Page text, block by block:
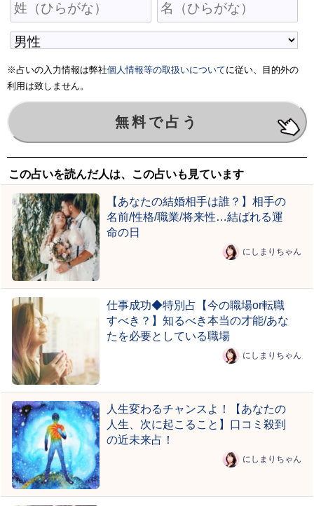
※占いの入力情報は弊社個人情報等の取扱いについてに従い、目的外の
利用は致しません。
この占いを読んだ人は、この占いも見ています
【あなたの結婚相手は誰？】相手の
名前/性格/職業/将来性…結ばれる運
命の日
にしまりちゃん
仕事成功◆特別占【今の職場or転職
すべき？】知るべき本当の才能/あな
たを必要としている職場
にしまりちゃん
人生変わるチャンスよ！【あなたの
人生、次に起こること】口コミ殺到
の近未来占！
にしまりちゃん